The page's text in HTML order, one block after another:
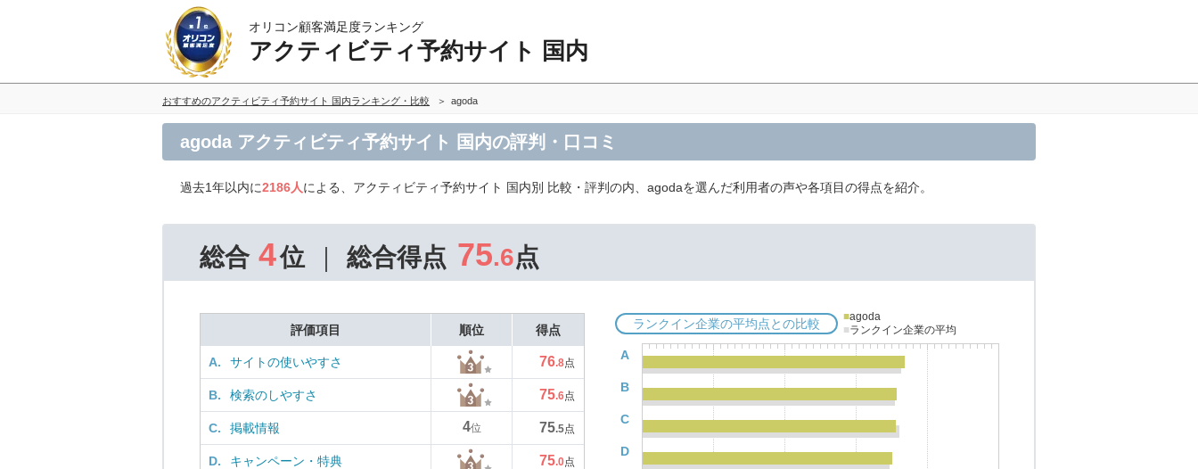
オリコン顧客満足度ランキング
アクティビティ予約サイト 国内
おすすめのアクティビティ予約サイト 国内ランキング・比較 agoda
agoda アクティビティ予約サイト 国内の評判・口コミ
過去1年以内に2186人による、アクティビティ予約サイト 国内別 比較・評判の内、agodaを選んだ利用者の声や各項目の得点を紹介。
総合 4位 総合得点 75.6点
評価項目 順位 得点
A. サイトの使いやすさ 76.8点
B. 検索のしやすさ 75.6点
C. 掲載情報 4位 75.5点
D. キャンペーン・特典 75.0点
ランクイン企業の平均点との比較 ■agoda
■ランクイン企業の平均
A
B
C
D